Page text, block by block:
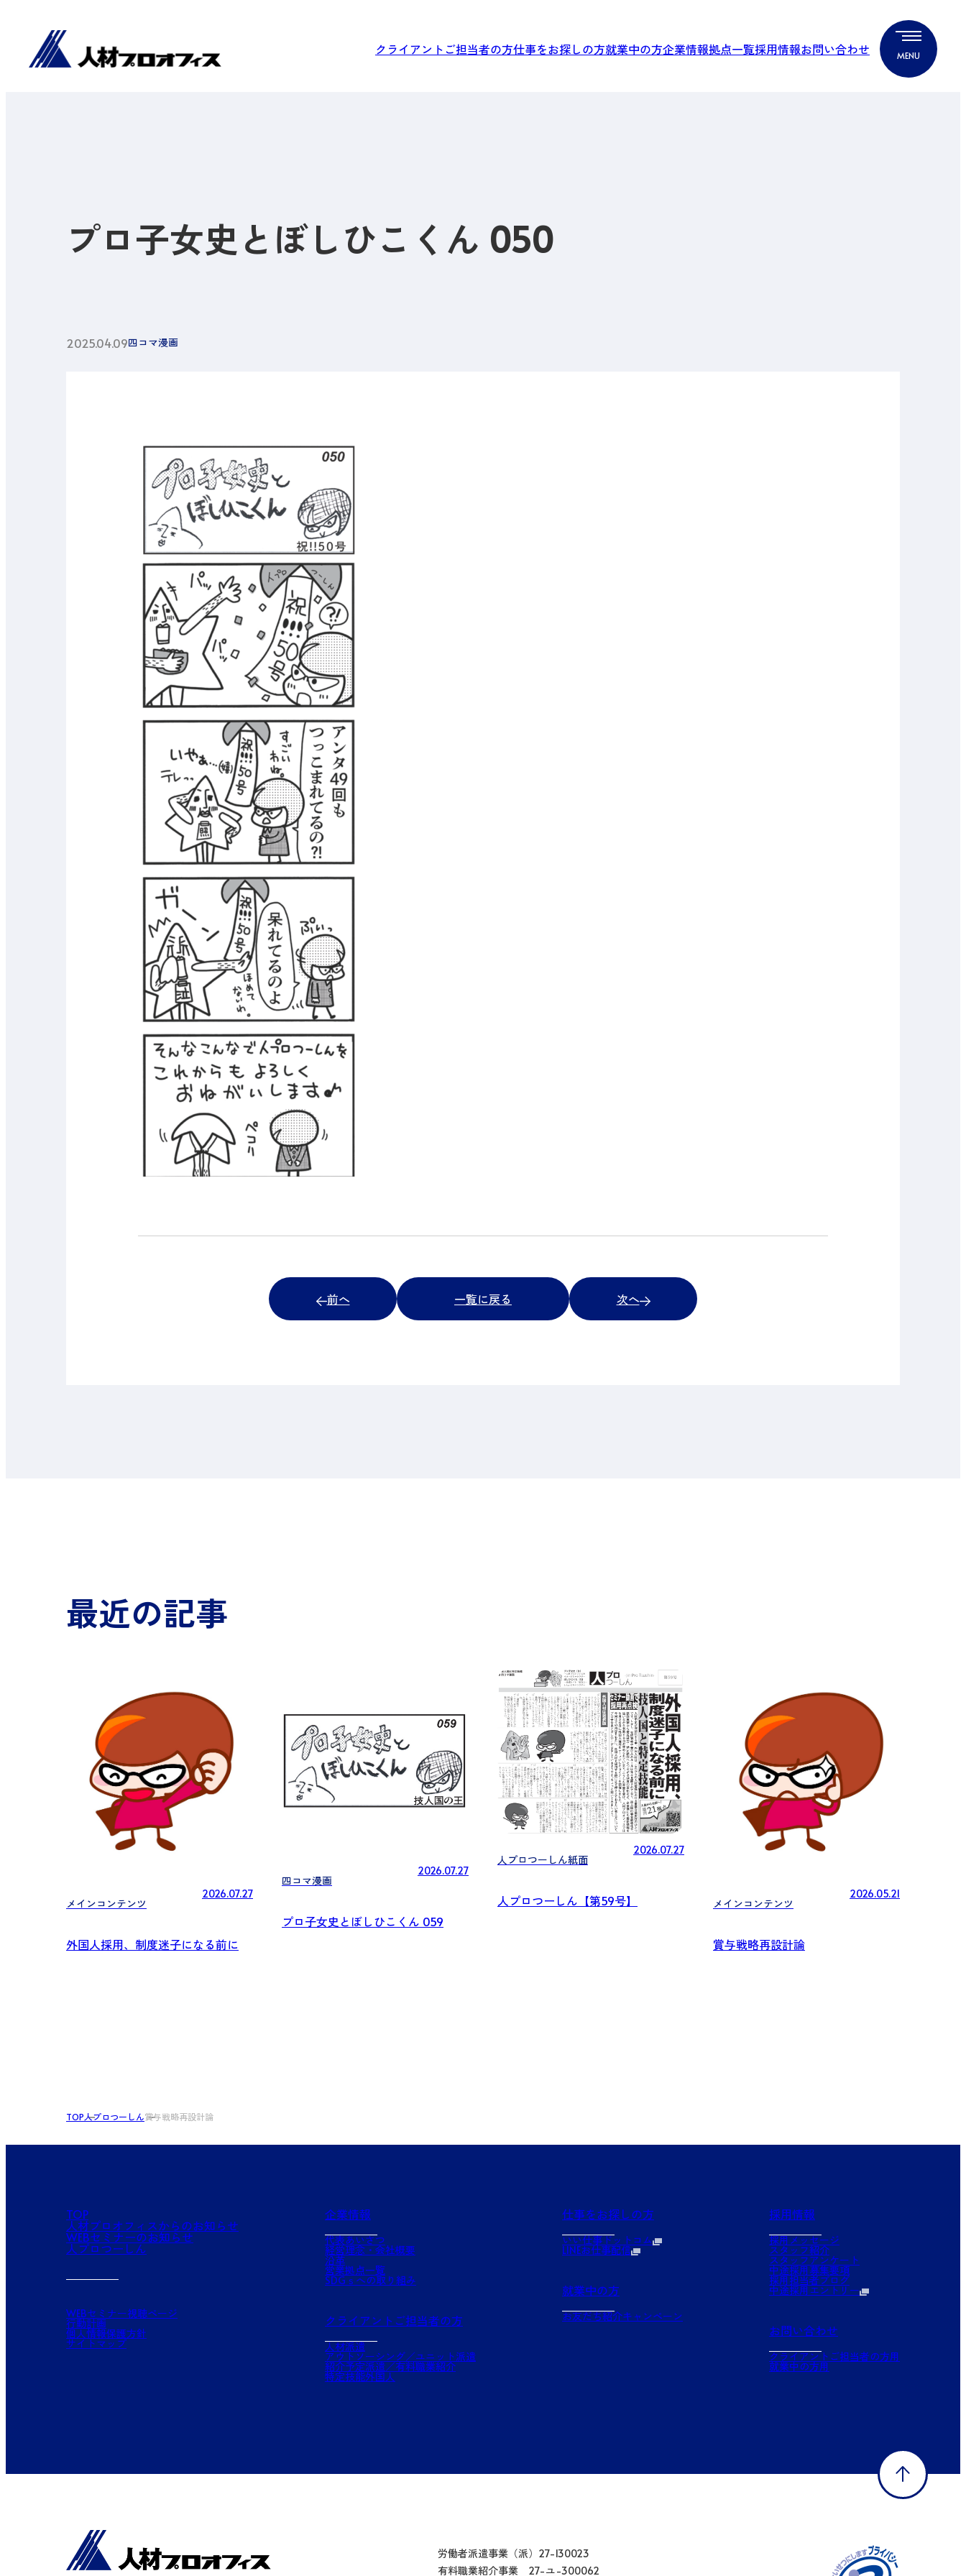
クライアントご担当者の方仕事をお探しの方就業中の方企業情報拠点一覧採用情報お問い合わせ
プロ子女史とぼしひこくん 050
2025.04.09四コマ漫画
前へ 一覧に戻る 次へ
最近の記事
メインコンテンツ
2026.07.27
外国人採用、制度迷子になる前に
四コマ漫画
2026.07.27
プロ子女史とぼしひこくん 059
人プロつーしん紙面
2026.07.27
人プロつーしん【第59号】 メインコンテンツ
2026.05.21
賞与戦略再設計論
TOP人プロつーしん賞与戦略再設計論
TOP
人材プロオフィスからのお知らせ
WEBセミナーのお知らせ
人プロつーしん
WEBセミナー視聴ページ
行動計画
個人情報保護方針
サイトマップ
企業情報
代表あいさつ
経営理念・会社概要
沿革
営業拠点一覧
SDGｓへの取り組み
クライアントご担当者の方
人材派遣
アウトソーシング／ユニット派遣
紹介予定派遣／有料職業紹介
特定技能外国人
仕事をお探しの方
いい仕事ドットコム
LINEお仕事配信
就業中の方
お友だち紹介キャンペーン
採用情報
採用メッセージ
スタッフ紹介
スタッフアンケート
中途採用募集要項
採用担当者ブログ
中途採用エントリー
お問い合わせ
クライアントご担当者の方用
就業中の方用
労働者派遣事業（派）27-130023
有料職業紹介事業 27-ユ-300062